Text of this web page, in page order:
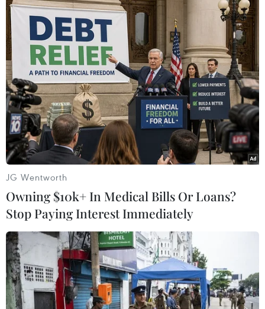
Hướng dẫn thời gian tiêm
vaccine phòng COVID-19
26/07/2022 09:55
Nhằm đảm bảo an toàn, thích ứng linh hoạt trong mọi
diễn biến dịch mới có thể xảy ra theo chỉ đạo của Chính
phủ, Bộ Y tế đã điều chỉnh, làm rõ về cách xác định các
mũi tiêm và thời gian tiêm.
JG Wentworth
Owning $10k+ In Medical Bills Or Loans?
Stop Paying Interest Immediately